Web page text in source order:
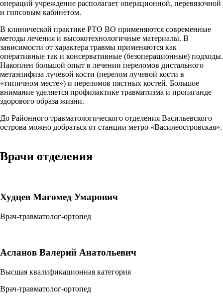
операций учреждение располагает операционной, перевязочной
и гипсовым кабинетом.
В клинической практике РТО ВО применяются современные
методы лечения и высокотехнологичные материалы. В
зависимости от характера травмы применяются как
оперативные так и консервативные (безоперационные) подходы.
Накоплен большой опыт в лечении переломов дистального
метаэпифиза лучевой кости (перелом лучевой кости в
«типичном месте») и переломов пястных костей. Большое
внимание уделяется профилактике травматизма и пропаганде
здорового образа жизни.
До Районного травматологического отделения Васильевского
острова можно добраться от станции метро «Василеостровская».
Врачи отделения
Худцев Магомед Умарович
Врач-травматолог-ортопед
Асланов Валерий Анатольевич
Высшая квалификационная категория
Врач-травматолог-ортопед